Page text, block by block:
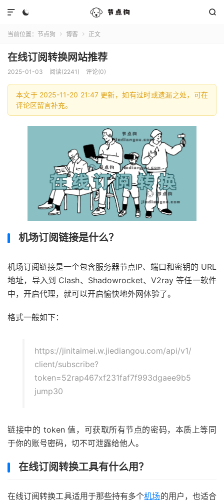
 

当前位置： 节点狗  博客  正文
在线订阅转换网站推荐
2025-01-03 阅读(2241) 评论(0)
本文于 2025-11-20 21:47 更新，如有过时或遗漏之处，可在
评论区留言补充。
机场订阅链接是什么？
机场订阅链接是一个包含服务器节点IP、端口和密钥的 URL
地址，导入到 Clash、Shadowrocket、V2ray 等任一软件
中，开启代理，就可以开启愉快地外网体验了。
格式一般如下：
https://jinitaimei.w.jiediangou.com/api/v1/
client/subscribe?
token=52rap467xf231faf7f993dgaee9b5
jump30
链接中的 token 值，可获取所有节点的密码，本质上等同
于你的账号密码，切不可泄露给他人。
在线订阅转换工具有什么用？
在线订阅转换工具适用于那些持有多个机场的用户，也适合